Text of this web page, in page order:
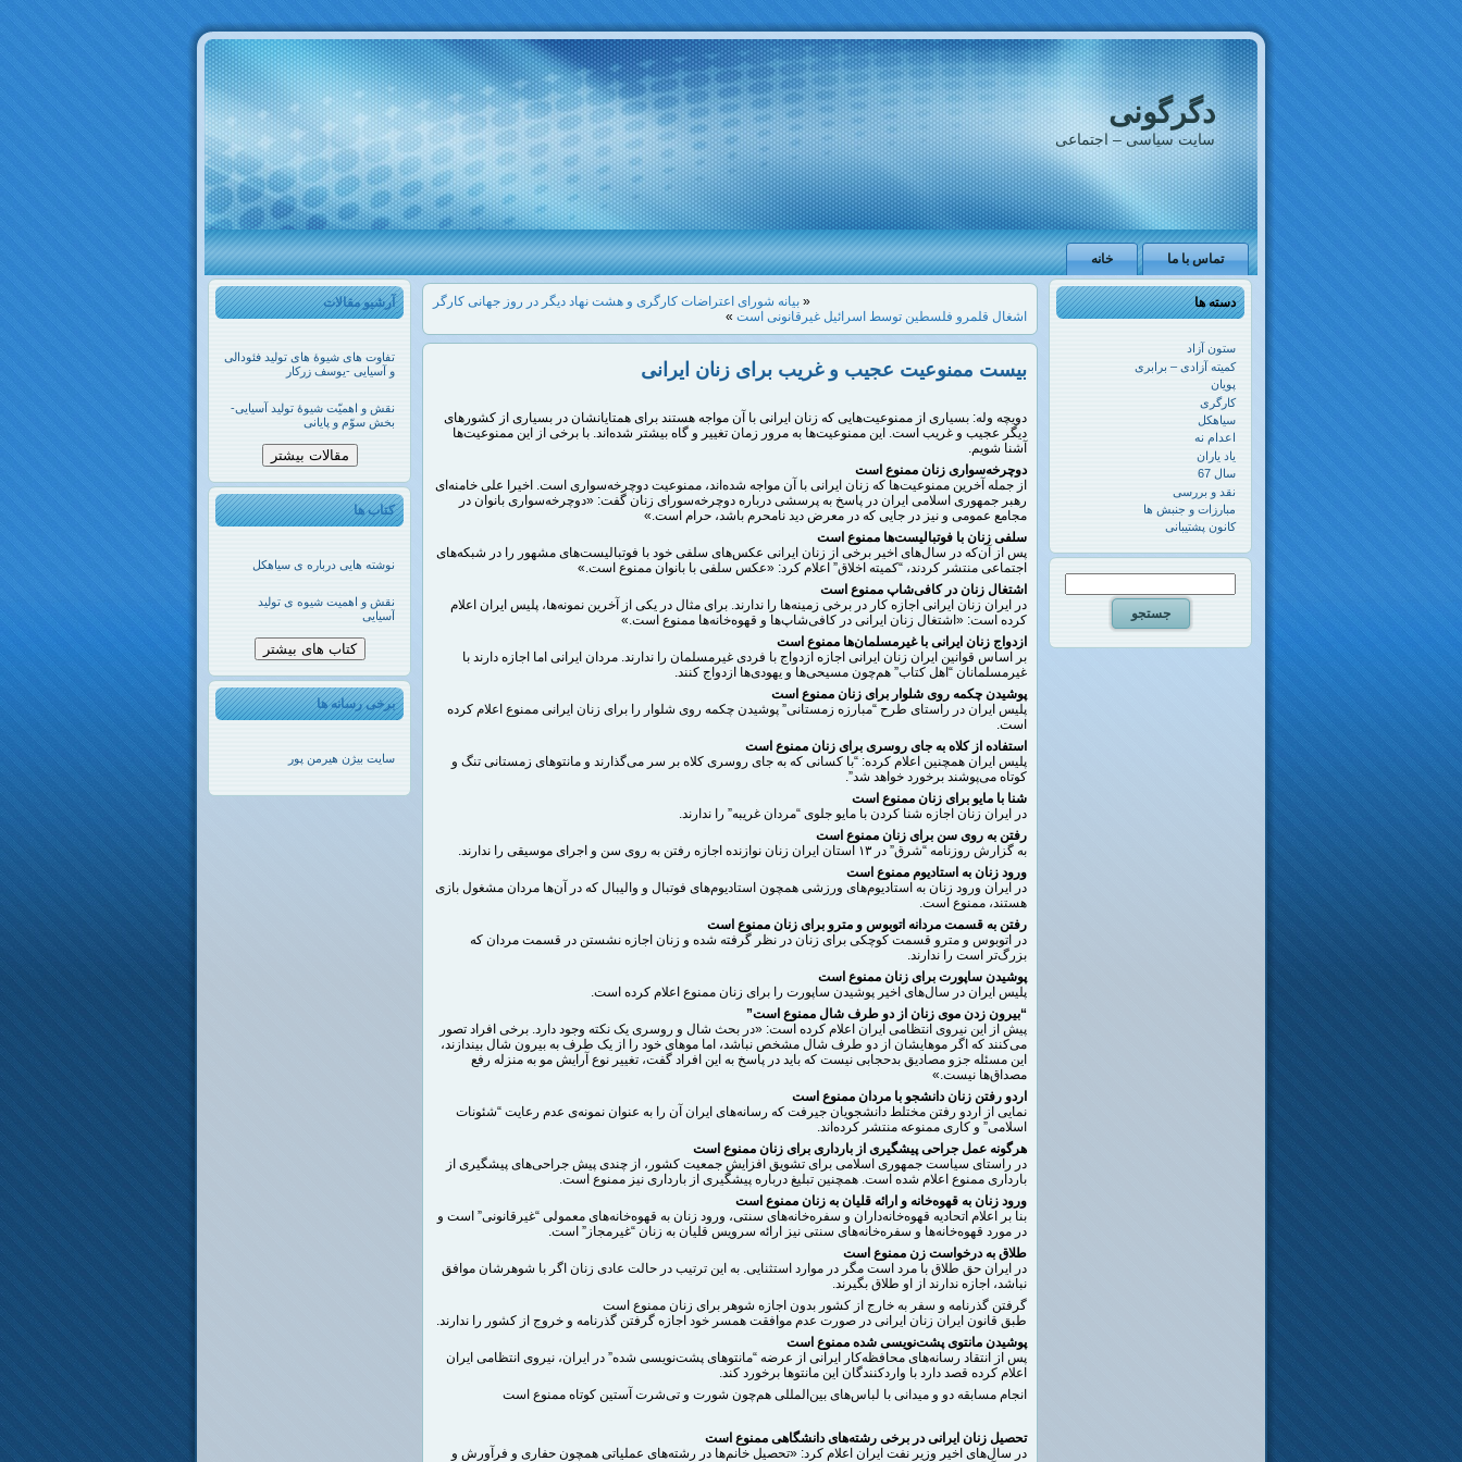
دگرگونی
سایت سیاسی – اجتماعی
خانه تماس با ما
آرشیو مقالات
تفاوت های شیوۀ های تولید فئودالی
و آسیایی -یوسف زرکار
نقش و اهمیّت شیوۀ تولید آسیایی-
بخش سوّم و پایانی
مقالات بیشتر
کتاب ها
نوشته هایی درباره ی سیاهکل
نقش و اهمیت شیوه ی تولید
آسیایی
کتاب های بیشتر
برخی رسانه ها
سایت بیژن هیرمن پور
« بیانه شورای اعتراضات کارگری و هشت نهاد دیگر در روز جهانی کارگر
اشغال قلمرو فلسطین توسط اسرائیل غیرقانونی است »
بیست ممنوعیت عجیب و غریب برای زنان ایرانی
دویچه وله: بسیاری از ممنوعیت‌هایی که زنان ایرانی با آن مواجه هستند برای همتایانشان در بسیاری از کشورهای
دیگر عجیب و غریب است. این ممنوعیت‌ها به مرور زمان تغییر و گاه بیشتر شده‌اند. با برخی از این ممنوعیت‌ها
آشنا شویم.
دوچرخه‌سواری زنان ممنوع است
از جمله آخرین ممنوعیت‌ها که زنان ایرانی با آن مواجه شده‌اند، ممنوعیت دوچرخه‌سواری است. اخیرا علی خامنه‌ای
رهبر جمهوری اسلامی ایران در پاسخ به پرسشی درباره دوچرخه‌سورای زنان گفت: «دوچرخه‌سواری بانوان در
مجامع عمومی و نیز در جایی که در معرض دید نامحرم باشد، حرام است.»
سلفی زنان با فوتبالیست‌ها ممنوع است
پس از آن‌که در سال‌های اخیر برخی از زنان ایرانی عکس‌های سلفی خود با فوتبالیست‌های مشهور را در شبکه‌های
اجتماعی منتشر کردند، “کمیته اخلاق” اعلام کرد: «عکس سلفی با بانوان ممنوع است.»
اشتغال زنان در کافی‌شاپ ممنوع است
در ایران زنان ایرانی اجازه کار در برخی زمینه‌ها را ندارند. برای مثال در یکی از آخرین نمونه‌ها، پلیس ایران اعلام
کرده است: «اشتغال زنان ایرانی در کافی‌شاپ‌ها و قهوه‌خانه‌ها ممنوع است.»
ازدواج زنان ایرانی با غیرمسلمان‌ها ممنوع است
بر اساس قوانین ایران زنان ایرانی اجازه ازدواج با فردی غیرمسلمان را ندارند. مردان ایرانی اما اجازه دارند با
غیرمسلمانان “اهل کتاب” هم‌چون مسیحی‌ها و یهودی‌ها ازدواج کنند.
پوشیدن چکمه روی شلوار برای زنان ممنوع است
پلیس ایران در راستای طرح “مبارزه زمستانی” پوشیدن چکمه روی شلوار را برای زنان ایرانی ممنوع اعلام کرده
است.
استفاده از کلاه به جای روسری برای زنان ممنوع است
پلیس ایران همچنین اعلام کرده: “با کسانی که به جای روسری کلاه بر سر می‌گذارند و مانتوهای زمستانی تنگ و
کوتاه می‌پوشند برخورد خواهد شد”.
شنا با مایو برای زنان ممنوع است
در ایران زنان اجازه شنا کردن با مایو جلوی “مردان غریبه” را ندارند.
رفتن به روی سن برای زنان ممنوع است
به گزارش روزنامه “شرق” در ۱۳ استان ایران زنان نوازنده اجازه رفتن به روی سن و اجرای موسیقی را ندارند.
ورود زنان به استادیوم ممنوع است
در ایران ورود زنان به استادیوم‌های ورزشی ‌همچون استادیوم‌های فوتبال و والیبال که در آن‌ها مردان مشغول بازی
هستند، ممنوع است.
رفتن به قسمت مردانه اتوبوس و مترو برای زنان ممنوع است
در اتوبوس و مترو قسمت کوچکی برای زنان در نظر گرفته شده و زنان اجازه نشستن در قسمت مردان که
بزرگ‌تر است را ندارند.
پوشیدن ساپورت برای زنان ممنوع است
پلیس ایران در سال‌های اخیر پوشیدن ساپورت را برای زنان ممنوع اعلام کرده است.
“بیرون زدن موی زنان از دو طرف شال ممنوع است”
پیش از این نیروی انتظامی ایران اعلام کرده است: «در بحث شال و روسری یک نکته وجود دارد. برخی افراد تصور
می‌‌کنند که اگر موهایشان از دو طرف شال مشخص نباشد، اما موهای خود را از یک طرف به بیرون شال بیندازند،
این مسئله جزو مصادیق بدحجابی نیست که باید در پاسخ به این افراد گفت، تغییر نوع آرایش مو به منزله رفع
مصداق‌ها نیست.»
اردو رفتن زنان دانشجو با مردان ممنوع است
نمایی از اردو رفتن مختلط دانشجویان جیرفت که رسانه‌های ایران آن را به عنوان نمونه‌ی عدم رعایت “شئونات
اسلامی” و کاری ممنوعه منتشر کرده‌اند.
هرگونه عمل جراحی پیشگیری از بارداری برای زنان ممنوع است
در راستای سیاست جمهوری اسلامی برای تشویق افزایش جمعیت کشور، از چندی پیش جراحی‌های پیشگیری از
بارداری ممنوع اعلام شده است. همچنین تبلیغ درباره پیشگیری از بارداری نیز ممنوع است.
ورود زنان به قهوه‌خانه و ارائه قلیان به زنان ممنوع است
بنا بر اعلام اتحادیه قهوه‌خانه‌داران و سفره‌خانه‌های سنتی، ورود زنان به قهوه‌خانه‌های معمولی “غیرقانونی” است و
در مورد قهوه‌خانه‌ها و سفره‌خانه‌های سنتی نیز ارائه سرویس قلیان به زنان “غیرمجاز” است.
طلاق به درخواست زن ممنوع است
در ایران حق طلاق با مرد است مگر در موارد استثنایی. به این ترتیب در حالت عادی زنان اگر با شوهرشان موافق
نباشد، اجازه ندارند از او طلاق بگیرند.
گرفتن گذرنامه و سفر به خارج از کشور بدون اجازه شوهر برای زنان ممنوع است
طبق قانون ایران زنان ایرانی در صورت عدم موافقت همسر خود اجازه گرفتن گذرنامه و خروج از کشور را ندارند.
پوشیدن مانتوی پشت‌نویسی شده ممنوع است
پس از انتقاد رسانه‌های محافظه‌کار ایرانی از عرضه “مانتوهای پشت‌نویسی شده” در ایران، نیروی انتظامی ایران
اعلام کرده قصد دارد با واردکنندگان این مانتوها برخورد کند.
انجام مسابقه دو و میدانی با لباس‌های بین‌المللی هم‌چون شورت و تی‌شرت آستین کوتاه ممنوع است
تحصیل زنان ایرانی در برخی رشته‌های دانشگاهی ممنوع است
در سال‌های اخیر وزیر نفت ایران اعلام کرد: «تحصیل خانم‌ها در رشته‌های عملیاتی همچون حفاری و فرآورش و
دسته ها
ستون آزاد
کمیته آزادی – برابری
پویان
کارگری
سیاهکل
اعدام نه
یاد یاران
سال 67
نقد و بررسی
مبارزات و جنبش ها
کانون پشتیبانی